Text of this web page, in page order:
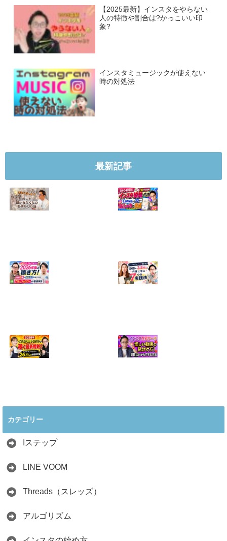
【2025最新】インスタをやらない
人の特徴や割合は?かっこいい印
象?
インスタミュージックが使えない
時の対処法
最新記事
たくなかった、僕
のいちばん恥ずか
しい話
方！Canvaなら30
分でおしゃれに完
成
版の稼ぎ方！案件
5種や撮影許可の
取り方まで7万人
1200人→3.8万人
の作家に学ぶ7つ
の実践法
人の料理研究家が
ント
2026.05.15
カテゴリー
Iステップ
LINE VOOM
Threads（スレッズ）
アルゴリズム